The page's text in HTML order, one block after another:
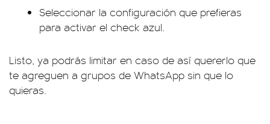
Seleccionar la configuración que prefieras
para activar el check azul.
Listo, ya podrás limitar en caso de así quererlo que
te agreguen a grupos de WhatsApp sin que lo
quieras.